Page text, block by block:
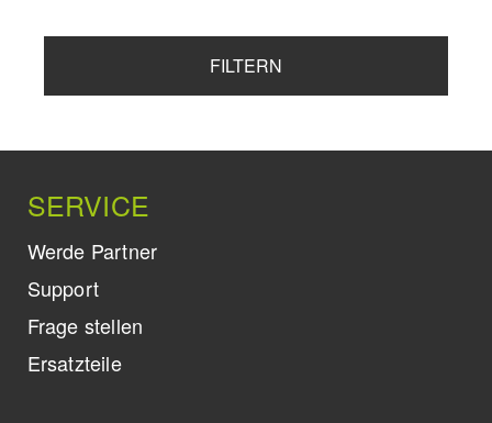
FILTERN
SERVICE
Werde Partner
Support
Frage stellen
Ersatzteile